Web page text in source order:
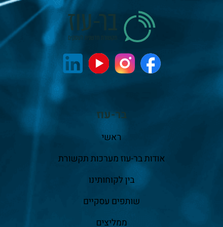
בר-עוז
ראשי
אודות בר-עוז מערכות תקשורת
בין לקוחותינו
שותפים עסקיים
ממליצים